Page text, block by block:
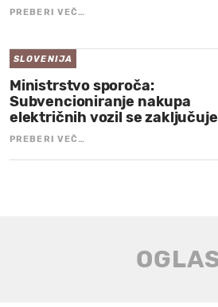
PREBERI VEČ…
SLOVENIJA
Ministrstvo sporoča:
Subvencioniranje nakupa
električnih vozil se zaključuje
PREBERI VEČ…